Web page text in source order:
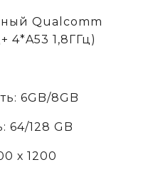
Qualcomm
4*A53 1,8ГГц)
6GB/8GB
64/128 GB
х 1200